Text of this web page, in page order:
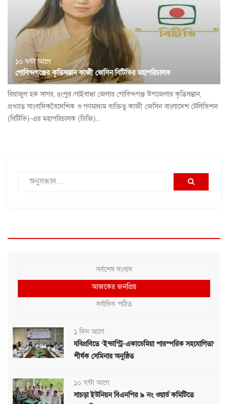
১০ ঘন্টা আগে
গোবিন্দগঞ্জের কৃতিসন্তান কাজী জেসিন বিটিভির মহাপরিচালক
রিয়াজুল হক সাগর, র্ংপুর।গাইবান্ধা জেলার গোবিন্দগঞ্জ উপজেলার কৃতিসন্তান,
প্রখ্যাত সাংবাদিকবৈদেশিক ও গণমাধ্যম ব্যক্তিত্ব কাজী জেসিন বাংলাদেশ টেলিভিশন
(বিটিভি)-এর মহাপরিচালক (ডিজি)...
সর্বশেষ সংবাদ
আজকের জনপ্রিয়
সর্বাধিক পঠিত
১ দিন আগে
যবিপ্রবিতে ‘ইন্ডাস্ট্রি-একাডেমিয়া পারস্পরিক সহযোগিতা’
শীর্ষক সেমিনার অনুষ্ঠিত
১০ ঘন্টা আগে
সাচড়া ইউনিয়ন বিএনপির ৯ নং ওয়ার্ড কমিটিতে